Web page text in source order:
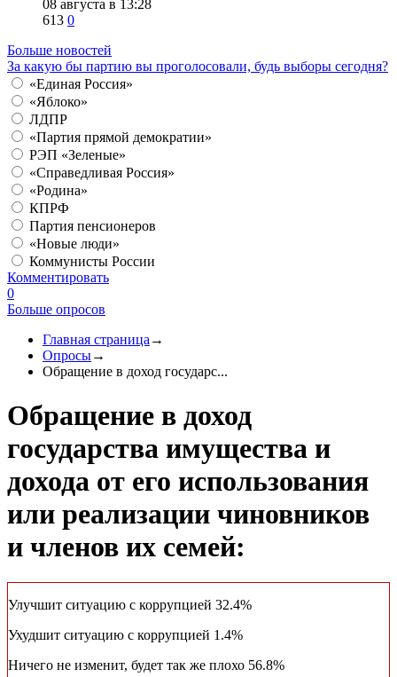
08 августа в 13:28
613 0
Больше новостей
За какую бы партию вы проголосовали, будь выборы сегодня?
«Единая Россия»
«Яблоко»
ЛДПР
«Партия прямой демократии»
РЭП «Зеленые»
«Справедливая Россия»
«Родина»
КПРФ
Партия пенсионеров
«Новые люди»
Коммунисты России
Комментировать
0
Больше опросов
Главная страница→
Опросы→
Обращение в доход государс...
Обращение в доход
государства имущества и
дохода от его использования
или реализации чиновников
и членов их семей:
Улучшит ситуацию с коррупцией 32.4%
Ухудшит ситуацию с коррупцией 1.4%
Ничего не изменит, будет так же плохо 56.8%